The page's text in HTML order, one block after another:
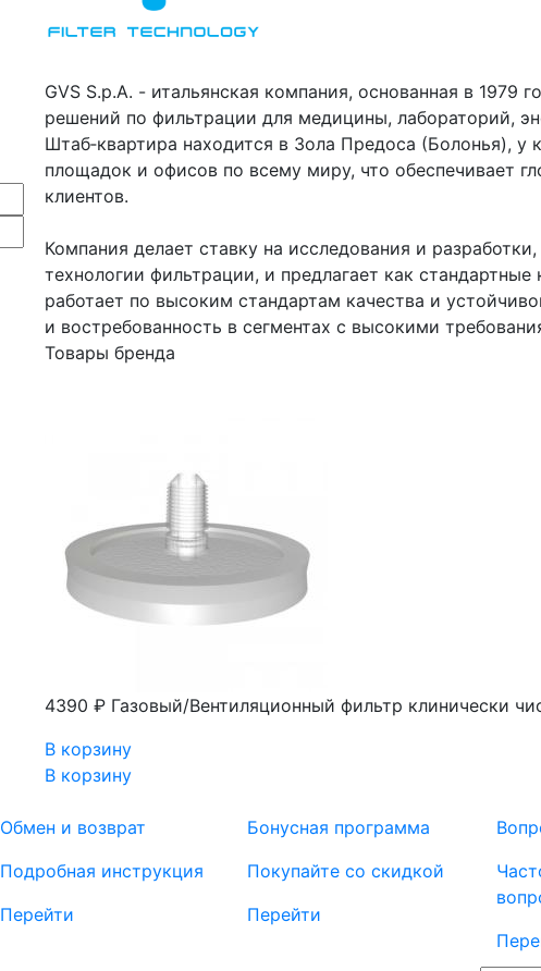
GVS S.p.A. - итальянская компания, основанная в
решений по фильтрации для медицины, лабораторий,
Штаб‑квартира находится в Зола Предоса (Болонья),
площадок и офисов по всему миру, что обеспечивает
клиентов.
Компания делает ставку на исследования и
технологии фильтрации, и предлагает как
работает по высоким стандартам качества и
и востребованность в сегментах с высокими
Товары бренда
4390 ₽ Газовый/Вентиляционный фильтр клинически
В корзину
В корзину
Обмен и возврат
Подробная инструкция
Перейти
Бонусная программа
Покупайте со скидкой
Перейти